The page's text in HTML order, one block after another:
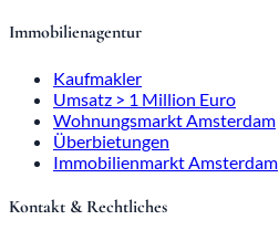
Immobilienagentur
Kaufmakler
Umsatz > 1 Million Euro
Wohnungsmarkt Amsterdam
Überbietungen
Immobilienmarkt Amsterdam
Kontakt & Rechtliches